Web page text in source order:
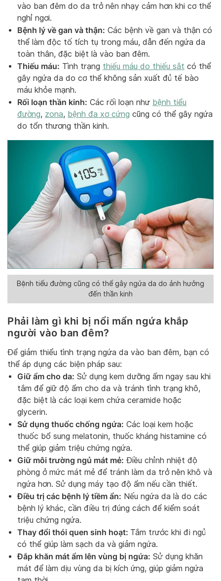
vào ban đêm do da trở nên nhạy cảm hơn khi cơ thể
nghỉ ngơi.
Bệnh lý về gan và thận: Các bệnh về gan và thận có
thể làm độc tố tích tụ trong máu, dẫn đến ngứa da
toàn thân, đặc biệt là vào ban đêm.
Thiếu máu: Tình trạng thiếu máu do thiếu sắt có thể
gây ngứa da do cơ thể không sản xuất đủ tế bào
máu khỏe mạnh.
Rối loạn thần kinh: Các rối loạn như bệnh tiểu
đường, zona, bệnh đa xơ cứng cũng có thể gây ngứa
do tổn thương thần kinh.
Bệnh tiểu đường cũng có thể gây ngứa da do ảnh hưởng
đến thần kinh
Phải làm gì khi bị nổi mẩn ngứa khắp
người vào ban đêm?
Để giảm thiểu tình trạng ngứa da vào ban đêm, bạn có
thể áp dụng các biện pháp sau:
Giữ ẩm cho da: Sử dụng kem dưỡng ẩm ngay sau khi
tắm để giữ độ ẩm cho da và tránh tình trạng khô,
đặc biệt là các loại kem chứa ceramide hoặc
glycerin.
Sử dụng thuốc chống ngứa: Các loại kem hoặc
thuốc bổ sung melatonin, thuốc kháng histamine có
thể giúp giảm triệu chứng ngứa.
Giữ môi trường ngủ mát mẻ: Điều chỉnh nhiệt độ
phòng ở mức mát mẻ để tránh làm da trở nên khô và
ngứa hơn. Sử dụng máy tạo độ ẩm nếu cần thiết.
Điều trị các bệnh lý tiềm ẩn: Nếu ngứa da là do các
bệnh lý khác, cần điều trị đúng cách để kiểm soát
triệu chứng ngứa.
Thay đổi thói quen sinh hoạt: Tắm trước khi đi ngủ
có thể giúp làm sạch da và giảm ngứa.
Đắp khăn mát ẩm lên vùng bị ngứa: Sử dụng khăn
mát để làm dịu vùng da bị kích ứng, giúp giảm ngứa